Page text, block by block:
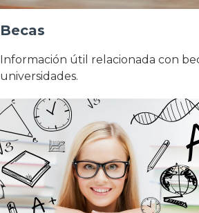
Becas
Información útil relacionada con
universidades.